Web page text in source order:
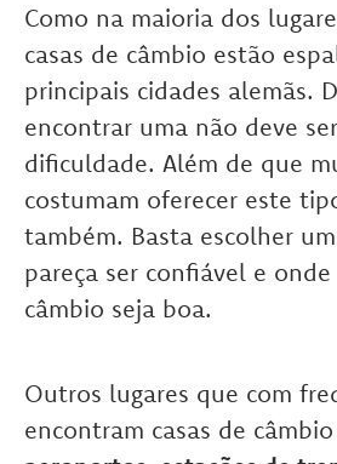
Como na maioria dos
casas de câmbio estão
principais cidades alemãs.
encontrar uma não deve
dificuldade. Além de que
costumam oferecer este
também. Basta escolher
pareça ser confiável e
câmbio seja boa.
Outros lugares que com
encontram casas de